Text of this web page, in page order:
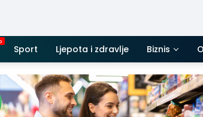
Sport Ljepota i zdravlje Biznis